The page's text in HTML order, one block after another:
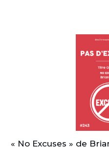
« No Excuses » de